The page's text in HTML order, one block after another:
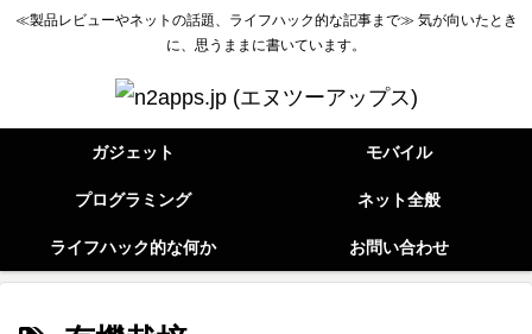
≪製品レビューやネットの話題、ライフハック的な記事まで≫ 気が向いたとき
に、思うままに書いています。
ガジェット モバイル
プログラミング ネット全般
ライフハック的な何か お問い合わせ